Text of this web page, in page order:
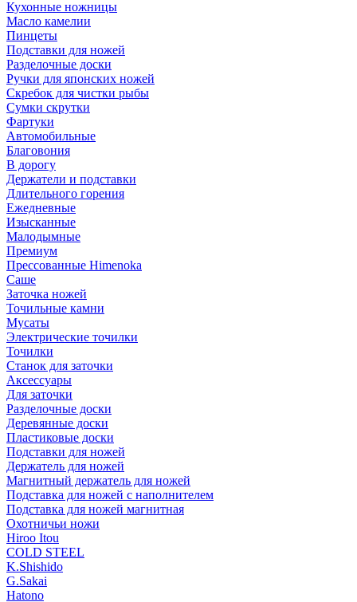
Кухонные ножницы
Масло камелии
Пинцеты
Подставки для ножей
Разделочные доски
Ручки для японских ножей
Скребок для чистки рыбы
Сумки скрутки
Фартуки
Автомобильные
Благовония
В дорогу
Держатели и подставки
Длительного горения
Ежедневные
Изысканные
Малодымные
Премиум
Прессованные Himenoka
Саше
Заточка ножей
Точильные камни
Мусаты
Электрические точилки
Точилки
Станок для заточки
Аксессуары
Для заточки
Разделочные доски
Деревянные доски
Пластиковые доски
Подставки для ножей
Держатель для ножей
Магнитный держатель для ножей
Подставка для ножей с наполнителем
Подставка для ножей магнитная
Охотничьи ножи
Hiroo Itou
COLD STEEL
K.Shishido
G.Sakai
Hatono